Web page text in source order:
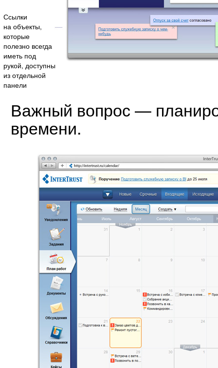
Ссылки
на объекты,
которые
полезно всегда
иметь под
рукой, доступны
из отдельной
панели
Важный вопрос —
времени.